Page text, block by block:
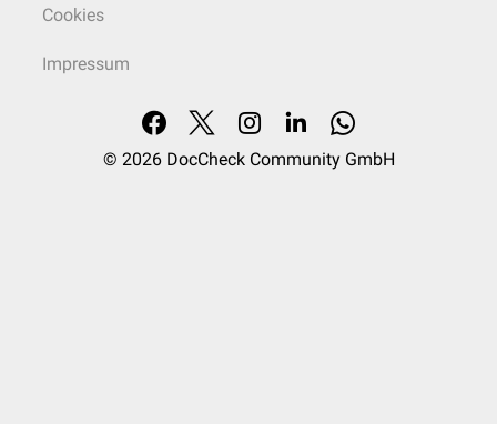
Cookies
Impressum
© 2026 DocCheck Community GmbH